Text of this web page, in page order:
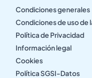
Condiciones generales
Condiciones de uso de
Política de Privacidad
Información legal
Cookies
Política SGSI-Datos